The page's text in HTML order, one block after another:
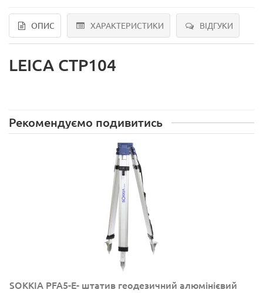
ОПИС ХАРАКТЕРИСТИКИ ВІДГУКИ
LEICA CTP104
Рекомендуємо подивитись
SOKKIA PFA5-E- штатив геодезичний алюмінієвий